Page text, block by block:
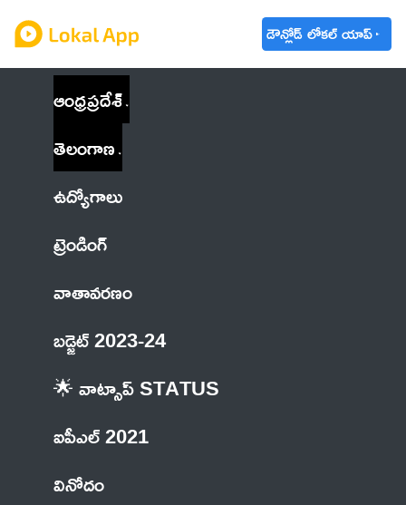
డౌన్లోడ్ లోకల్ యాప్
ఆంధ్రప్రదేశ్
తెలంగాణ
ఉద్యోగాలు
ట్రెండింగ్
వాతావరణం
బడ్జెట్ 2023-24
🌟 వాట్సాప్ STATUS
ఐపీఎల్ 2021
వినోదం